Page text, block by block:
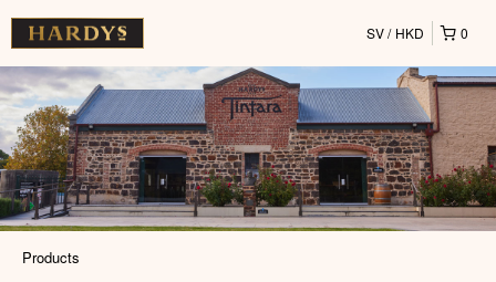
0
SV HKD
Products